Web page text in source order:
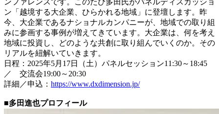
ン「越境する大企業、ひらかれる地域」に登壇します。昨
今、大企業であるナショナルカンパニーが、地域での取り組
みに参画する事例が増えてきています。大企業は、何を考え
地域に投資し、どのような共創に取り組んでいくのか。その
リアルを紐解いていきます。
日程：2025年5月17日（土）パネルセッション11:30～18:45
／ 交流会19:00～20:30
詳細／申込： https://www.dxdimension.jp/
■多田進也プロフィール